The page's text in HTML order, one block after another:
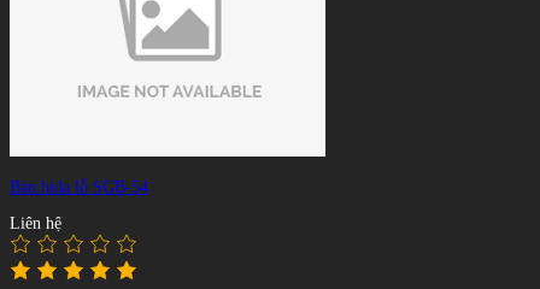
Bàn bida lỗ SGB-54
Liên hệ